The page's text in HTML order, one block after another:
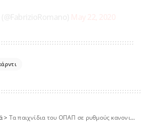
> Τα παιχνίδια του ΟΠΑΠ σε ρυθμούς κανονικότητας: 1,2 εκατ. ευρώ για έναν τυχερό του ΛΟΤΤΟ και 7,2 εκατ. ευρώ στο τζακ ποτ του ΤΖΟΚΕΡ